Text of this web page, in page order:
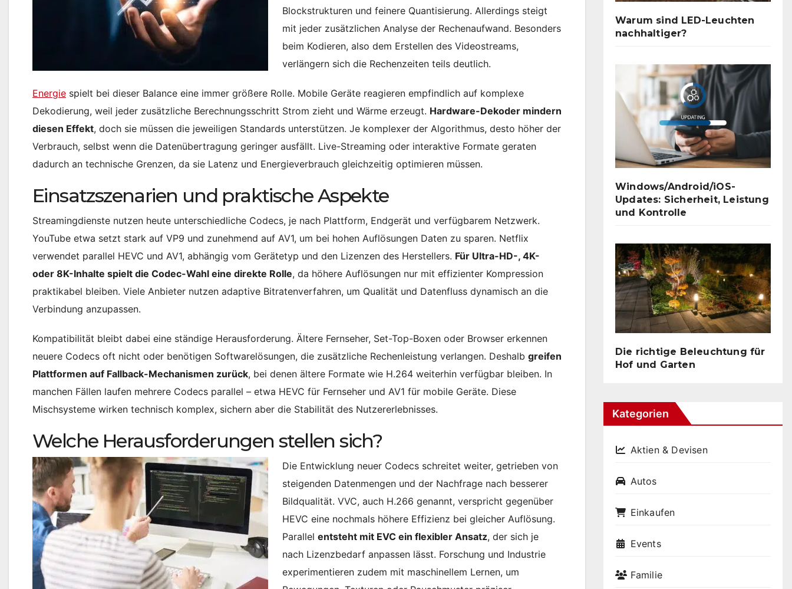
Blockstrukturen und feinere Quantisierung. Allerdings steigt
mit jeder zusätzlichen Analyse der Rechenaufwand. Besonders
beim Kodieren, also dem Erstellen des Videostreams,
verlängern sich die Rechenzeiten teils deutlich.
Energie spielt bei dieser Balance eine immer größere Rolle. Mobile Geräte reagieren empfindlich auf komplexe
Dekodierung, weil jeder zusätzliche Berechnungsschritt Strom zieht und Wärme erzeugt. Hardware-Dekoder mindern
diesen Effekt, doch sie müssen die jeweiligen Standards unterstützen. Je komplexer der Algorithmus, desto höher der
Verbrauch, selbst wenn die Datenübertragung geringer ausfällt. Live-Streaming oder interaktive Formate geraten
dadurch an technische Grenzen, da sie Latenz und Energieverbrauch gleichzeitig optimieren müssen.
Einsatzszenarien und praktische Aspekte
Streamingdienste nutzen heute unterschiedliche Codecs, je nach Plattform, Endgerät und verfügbarem Netzwerk.
YouTube etwa setzt stark auf VP9 und zunehmend auf AV1, um bei hohen Auflösungen Daten zu sparen. Netflix
verwendet parallel HEVC und AV1, abhängig vom Gerätetyp und den Lizenzen des Herstellers. Für Ultra-HD-, 4K-
oder 8K-Inhalte spielt die Codec-Wahl eine direkte Rolle, da höhere Auflösungen nur mit effizienter Kompression
praktikabel bleiben. Viele Anbieter nutzen adaptive Bitratenverfahren, um Qualität und Datenfluss dynamisch an die
Verbindung anzupassen.
Kompatibilität bleibt dabei eine ständige Herausforderung. Ältere Fernseher, Set-Top-Boxen oder Browser erkennen
neuere Codecs oft nicht oder benötigen Softwarelösungen, die zusätzliche Rechenleistung verlangen. Deshalb greifen
Plattformen auf Fallback-Mechanismen zurück, bei denen ältere Formate wie H.264 weiterhin verfügbar bleiben. In
manchen Fällen laufen mehrere Codecs parallel – etwa HEVC für Fernseher und AV1 für mobile Geräte. Diese
Mischsysteme wirken technisch komplex, sichern aber die Stabilität des Nutzererlebnisses.
Welche Herausforderungen stellen sich?
Die Entwicklung neuer Codecs schreitet weiter, getrieben von
steigenden Datenmengen und der Nachfrage nach besserer
Bildqualität. VVC, auch H.266 genannt, verspricht gegenüber
HEVC eine nochmals höhere Effizienz bei gleicher Auflösung.
Parallel entsteht mit EVC ein flexibler Ansatz, der sich je
nach Lizenzbedarf anpassen lässt. Forschung und Industrie
experimentieren zudem mit maschinellem Lernen, um
Warum sind LED-Leuchten
nachhaltiger?
Windows/Android/iOS-
Updates: Sicherheit, Leistung
und Kontrolle
Die richtige Beleuchtung für
Hof und Garten
Kategorien
Aktien & Devisen
Autos
Einkaufen
Events
Familie